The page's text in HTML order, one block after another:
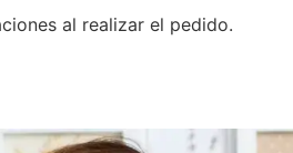
al realizar el pedido.